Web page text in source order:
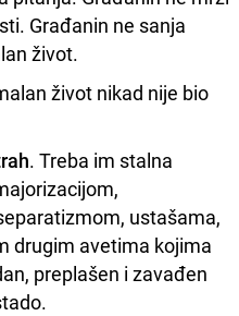
Građanin ne sanja
život.
život nikad nije bio
. Treba im stalna
ustašama,
drugim avetima kojima
preplašen i zavađen